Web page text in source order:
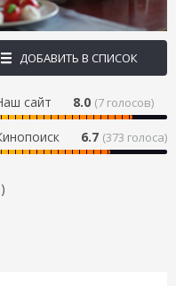
ДОБАВИТЬ В СПИСОК
сайт 8.0 (7 голосов)
6.7 (373 голоса)